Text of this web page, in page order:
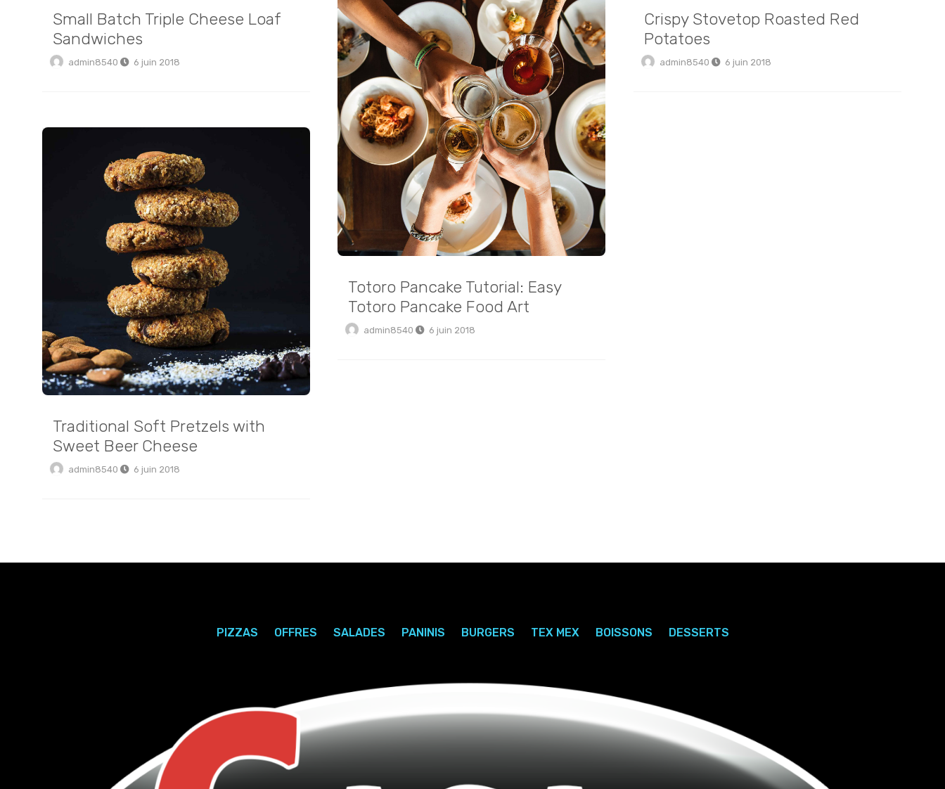
Small Batch Triple Cheese Loaf
Sandwiches
admin8540 6 juin 2018
Totoro Pancake Tutorial: Easy
Totoro Pancake Food Art
admin8540 6 juin 2018
Crispy Stovetop Roasted Red
Potatoes
admin8540 6 juin 2018
Traditional Soft Pretzels with
Sweet Beer Cheese
admin8540 6 juin 2018
PIZZAS OFFRES SALADES PANINIS BURGERS TEX MEX BOISSONS DESSERTS